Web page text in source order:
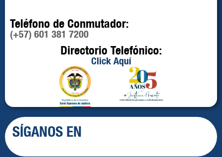
Teléfono de Conmutador:
(+57) 601 381 7200
Directorio Telefónico:
Click Aquí
SÍGANOS EN